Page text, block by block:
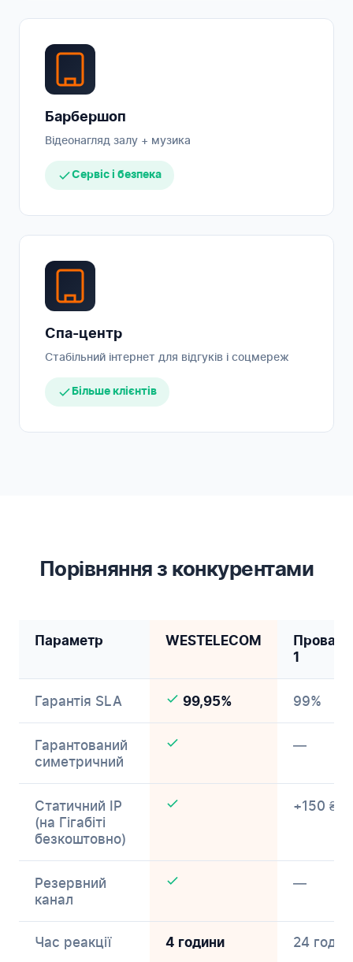
Барбершоп
Відеонагляд залу + музика
Сервіс і безпека
Спа-центр
Стабільний інтернет для відгуків і соцмереж
Більше клієнтів
Порівняння з конкурентами
Параметр WESTELECOM
1
Гарантія SLA 99,95% 99%
Гарантований
симетричний
—
Статичний IP
(на Гігабіті
безкоштовно)
+150 ₴/
Резервний
канал
—
Час реакції 4 години 24